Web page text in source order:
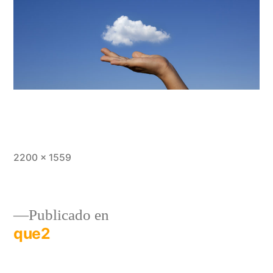
2200 × 1559
Publicado en
que2